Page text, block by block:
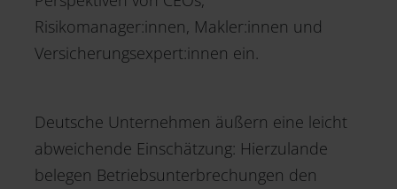
Risikomanager:innen, Makler:innen und
Versicherungsexpert:innen ein.
Deutsche Unternehmen äußern eine leicht
abweichende Einschätzung: Hierzulande
belegen Betriebsunterbrechungen den